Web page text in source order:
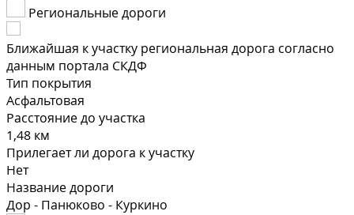
Региональные дороги
Ближайшая к участку региональная дорога согласно
данным портала СКДФ
Тип покрытия
Асфальтовая
Расстояние до участка
1,48 км
Прилегает ли дорога к участку
Нет
Название дороги
Дор - Панюково - Куркино